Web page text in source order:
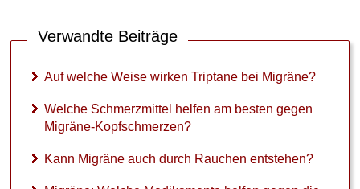
Verwandte Beiträge
Auf welche Weise wirken Triptane bei Migräne?
Welche Schmerzmittel helfen am besten gegen
Migräne-Kopfschmerzen?
Kann Migräne auch durch Rauchen entstehen?
u
d
r
c
R